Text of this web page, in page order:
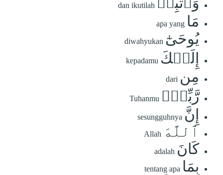
dan ikutilah
مَا apa yang
يُوحَىٰٓ diwahyukan
إِلَيۡكَ kepadamu
مِن dari
رَّبِّكَۚ Tuhanmu
إِنَّ sesungguhnya
ٱللَّهَ Allah
كَانَ adalah
بِمَا tentang apa